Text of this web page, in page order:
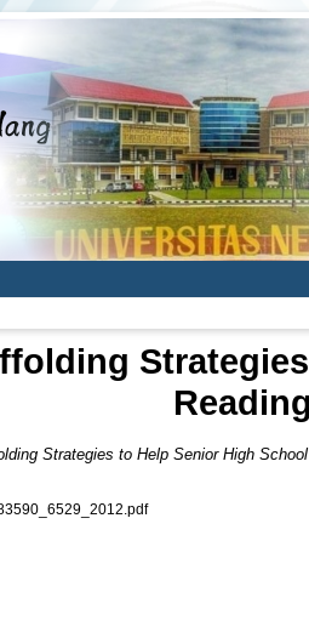
Strategies to Help Senior High School